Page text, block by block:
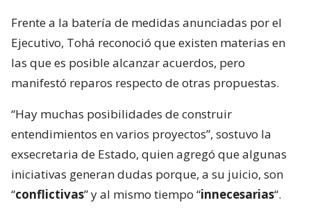
Frente a la batería de medidas anunciadas por el
Ejecutivo, Tohá reconoció que existen materias en
las que es posible alcanzar acuerdos, pero
manifestó reparos respecto de otras propuestas.
“Hay muchas posibilidades de construir
entendimientos en varios proyectos”, sostuvo la
exsecretaria de Estado, quien agregó que algunas
iniciativas generan dudas porque, a su juicio, son
“conflictivas” y al mismo tiempo “innecesarias“.